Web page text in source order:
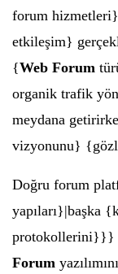
forum
etkileşim}
{Web Forum
organik trafik
meydana
vizyonunu}
Doğru forum
yapıları}|başka
protokollerini}}}
Forum